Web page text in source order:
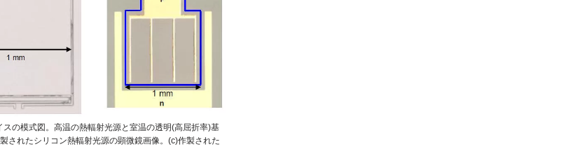
の模式図。高温の熱輻射光源と室温の透明(高屈折率)基
されたシリコン熱輻射光源の顕微鏡画像。(c)作製された